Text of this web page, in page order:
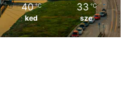
40 ℃
ked
33 ℃
sze